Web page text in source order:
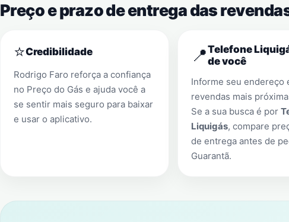
Preço e prazo de entrega das
⭐Credibilidade
Rodrigo Faro reforça a confiança
no Preço do Gás e ajuda você a
se sentir mais seguro para baixar
e usar o aplicativo.
📍Telefone
de você
Informe seu endereço
revendas mais
Se a sua busca é por
Liquigás, compare
de entrega antes de
Guarantã.